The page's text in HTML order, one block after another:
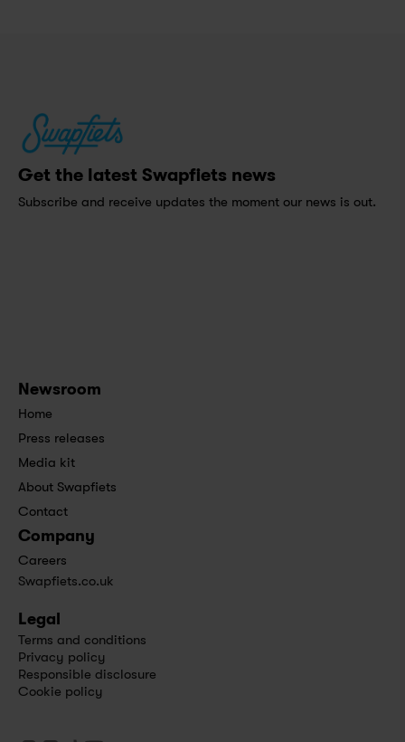
Get the latest Swapfiets news
Subscribe and receive updates the moment our news is out.
Newsroom
Home
Press releases
Media kit
About Swapfiets
Contact
Company
Careers
Swapfiets.co.uk
Legal
Terms and conditions
Privacy policy
Responsible disclosure
Cookie policy